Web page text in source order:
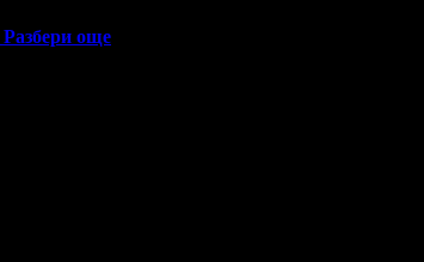
Разбери още